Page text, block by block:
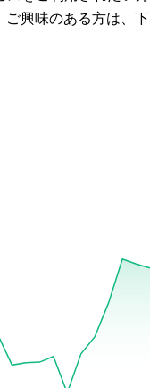
興味のある方は、下